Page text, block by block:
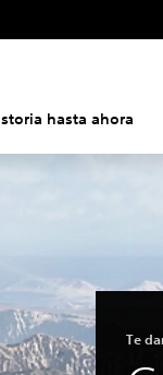
hasta ahora
Te